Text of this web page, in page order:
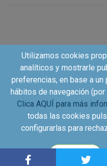
Copyright©2026 - Kuvut -
Utilizamos cookies
analíticos y mostrarle
preferencias, en base a
hábitos de navegación
Clica AQUÍ para más
todas las cookies
configurarlas para
CONFIGURAR